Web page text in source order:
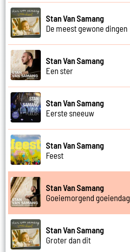
Stan Van Samang
De meest gewone dingen
Stan Van Samang
Een ster
Stan Van Samang
Eerste sneeuw
Stan Van Samang
Feest
Stan Van Samang
Goeiemorgend goeiendag
Stan Van Samang
Groter dan dit